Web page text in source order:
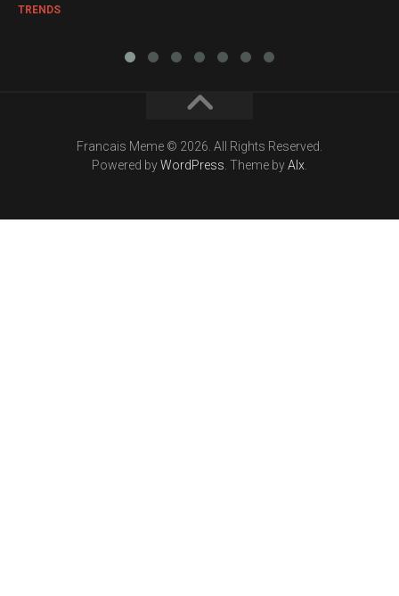
TRENDS
Francais Meme © 2026. All Rights Reserved.
Powered byWordPress . Theme byAlx